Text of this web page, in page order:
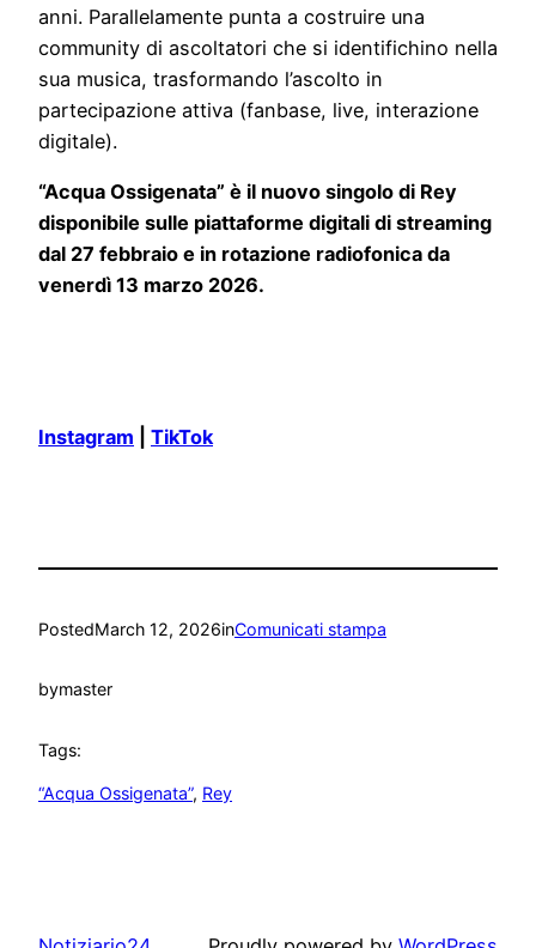
anni. Parallelamente punta a costruire una
community di ascoltatori che si identifichino nella
sua musica, trasformando l’ascolto in
partecipazione attiva (fanbase, live, interazione
digitale).
“Acqua Ossigenata” è il nuovo singolo di Rey
disponibile sulle piattaforme digitali di streaming
dal 27 febbraio e in rotazione radiofonica da
venerdì 13 marzo 2026.
Instagram TikTok
PostedMarch 12, 2026inComunicati stampa
bymaster
Tags:
“Acqua Ossigenata”, Rey